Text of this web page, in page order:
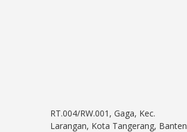
RT.004/RW.001, Gaga, Kec.
Larangan, Kota Tangerang, Banten